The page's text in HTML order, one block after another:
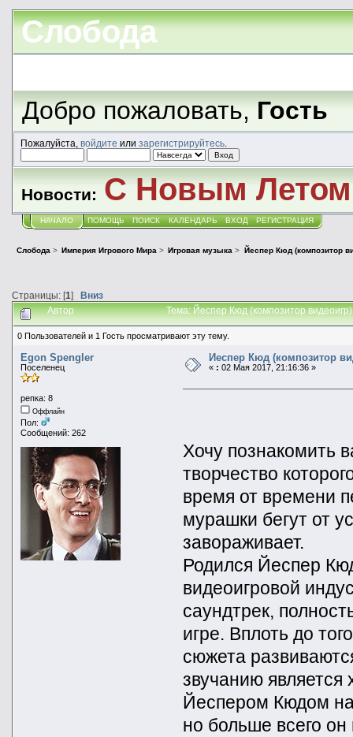
Слобода
Добро пожаловать,Гость
Пожалуйста, войдите или зарегистрируйтесь.
Новости: С Новым
НАЧАЛО ПОМОЩЬ ПОИСК КАЛЕНДАРЬ ВХОД РЕГИСТРАЦИЯ
Слобода > Империя Игрового Мира > Игровая музыка > Йеспер Кюд (композитор
Страницы: [1] Вниз
Автор Тема: Йеспер Кюд (композитор
0 Пользователей и 1 Гость просматривают эту тему.
Egon Spengler
Поселенец
репка: 8
Оффлайн
Пол:
Сообщений: 262
Йеспер Кюд (композитор
« : 02 Мая 2017, 21:16:36 »
Хочу познакомить
творчество
время от времени
мурашки бегут от
завораживает.
Родился Йеспер
видеоигровой
саундтрек,
игре. Вплоть до
сюжета
звучанию
Йеспером Кюдом
но больше всего он